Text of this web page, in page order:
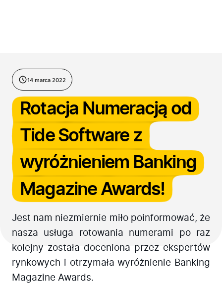
14 marca 2022
Rotacja Numeracją od
Tide Software z
wyróżnieniem Banking
Magazine Awards!
Jest nam niezmiernie miło poinformować, że
nasza usługa rotowania numerami po raz
kolejny została doceniona przez ekspertów
rynkowych i otrzymała wyróżnienie Banking
Magazine Awards.